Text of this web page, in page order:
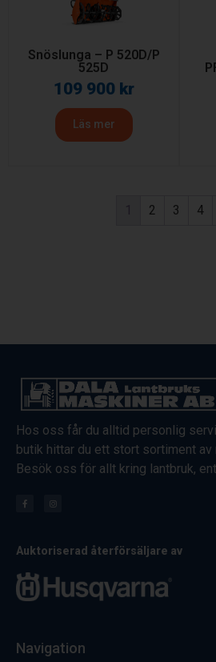
Snöslunga – P 520D/P
525D
109 900 kr
Läs mer
1 2 3 4
Hos oss får du alltid personlig
butik hittar du ett stort sortiment av
Besök oss för allt kring lantbruk,
Auktoriserad återförsäljare av
Navigation